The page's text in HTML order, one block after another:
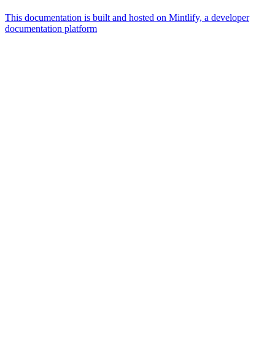
This documentation is built and hosted on Mintlify, a developer
documentation platform